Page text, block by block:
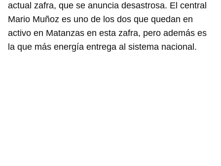
actual zafra, que se anuncia desastrosa. El central
Mario Muñoz es uno de los dos que quedan en
activo en Matanzas en esta zafra, pero además es
la que más energía entrega al sistema nacional.